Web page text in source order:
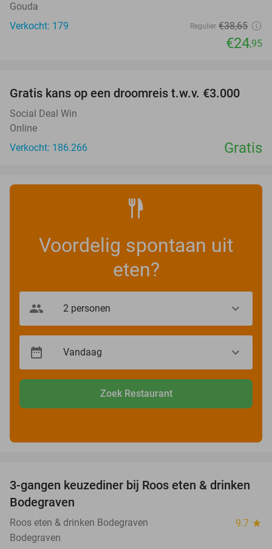
Gouda
Verkocht: 179
Regulier €38,65
€24,95
Gratis kans op een droomreis t.w.v. €3.000
Social Deal Win
Online
Verkocht: 186.266
Gratis
Voordelig spontaan uit
eten?
Zoek Restaurant
34%
3-gangen keuzediner bij Roos eten & drinken
Bodegraven
Roos eten & drinken Bodegraven 9.7 star
Bodegraven